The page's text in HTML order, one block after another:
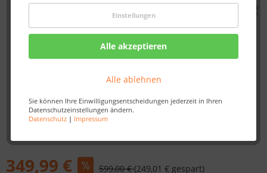
Einstellungen
Alle akzeptieren
Alle ablehnen
Sie können Ihre Einwilligungsentscheidungen jederzeit in Ihren
Datenschutzeinstellungen ändern.
Datenschutz| Impressum
349,99 € 599,00 €(249,01 € gespart)